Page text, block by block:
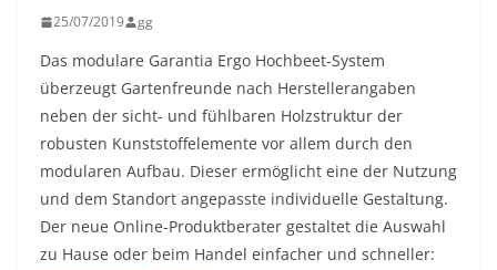
25/07/2019 gg
Das modulare Garantia Ergo Hochbeet-System
überzeugt Gartenfreunde nach Herstellerangaben
neben der sicht- und fühlbaren Holzstruktur der
robusten Kunststoffelemente vor allem durch den
modularen Aufbau. Dieser ermöglicht eine der Nutzung
und dem Standort angepasste individuelle Gestaltung.
Der neue Online-Produktberater gestaltet die Auswahl
zu Hause oder beim Handel einfacher und schneller: